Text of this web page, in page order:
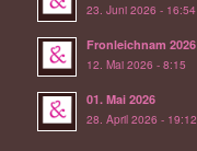
23. Juni 2026 - 16:54
Fronleichnam 2026
12. Mai 2026 - 8:15
01. Mai 2026
28. April 2026 - 19:12